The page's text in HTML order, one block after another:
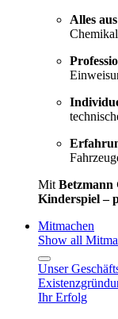
Alles
Mit Betzmann
Kinderspiel –
Mitmachen
Show all
Unser
Ihr Erfolg